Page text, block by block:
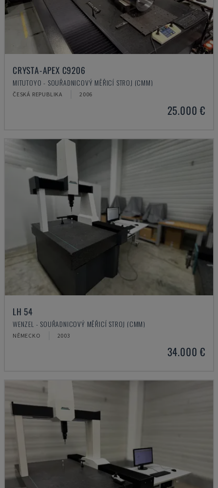
CRYSTA-APEX C9206
MITUTOYO - SOUŘADNICOVÝ MĚŘICÍ STROJ (CMM)
ČESKÁ REPUBLIKA 2006
25.000 €
LH 54
WENZEL - SOUŘADNICOVÝ MĚŘICÍ STROJ (CMM)
NĚMECKO 2003
34.000 €